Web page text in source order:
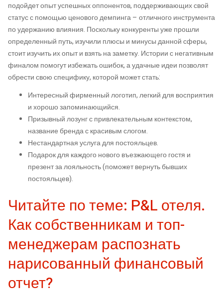
подойдет опыт успешных оппонентов, поддерживающих свой
статус с помощью ценового демпинга – отличного инструмента
по удержанию влияния. Поскольку конкуренты уже прошли
определенный путь, изучили плюсы и минусы данной сферы,
стоит изучить их опыт и взять на заметку. Истории с негативным
финалом помогут избежать ошибок, а удачные идеи позволят
обрести свою специфику, которой может стать:
Интересный фирменный логотип, легкий для восприятия
и хорошо запоминающийся.
Призывный лозунг с привлекательным контекстом,
название бренда с красивым слогом.
Нестандартная услуга для постояльцев.
Подарок для каждого нового въезжающего гостя и
презент за лояльность (поможет вернуть бывших
постояльцев).
Читайте по теме: P&L отеля.
Как собственникам и топ-
менеджерам распознать
нарисованный финансовый
отчет?